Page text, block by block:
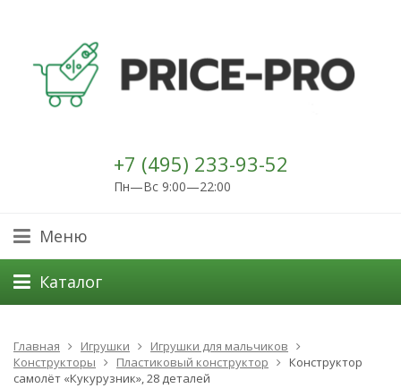
+7 (495) 233-93-52
Пн—Вс 9:00—22:00
Меню
Каталог
Главная Игрушки
Игрушки для мальчиков
Конструкторы
Пластиковый конструктор
Конструктор
самолёт «Кукурузник», 28 деталей